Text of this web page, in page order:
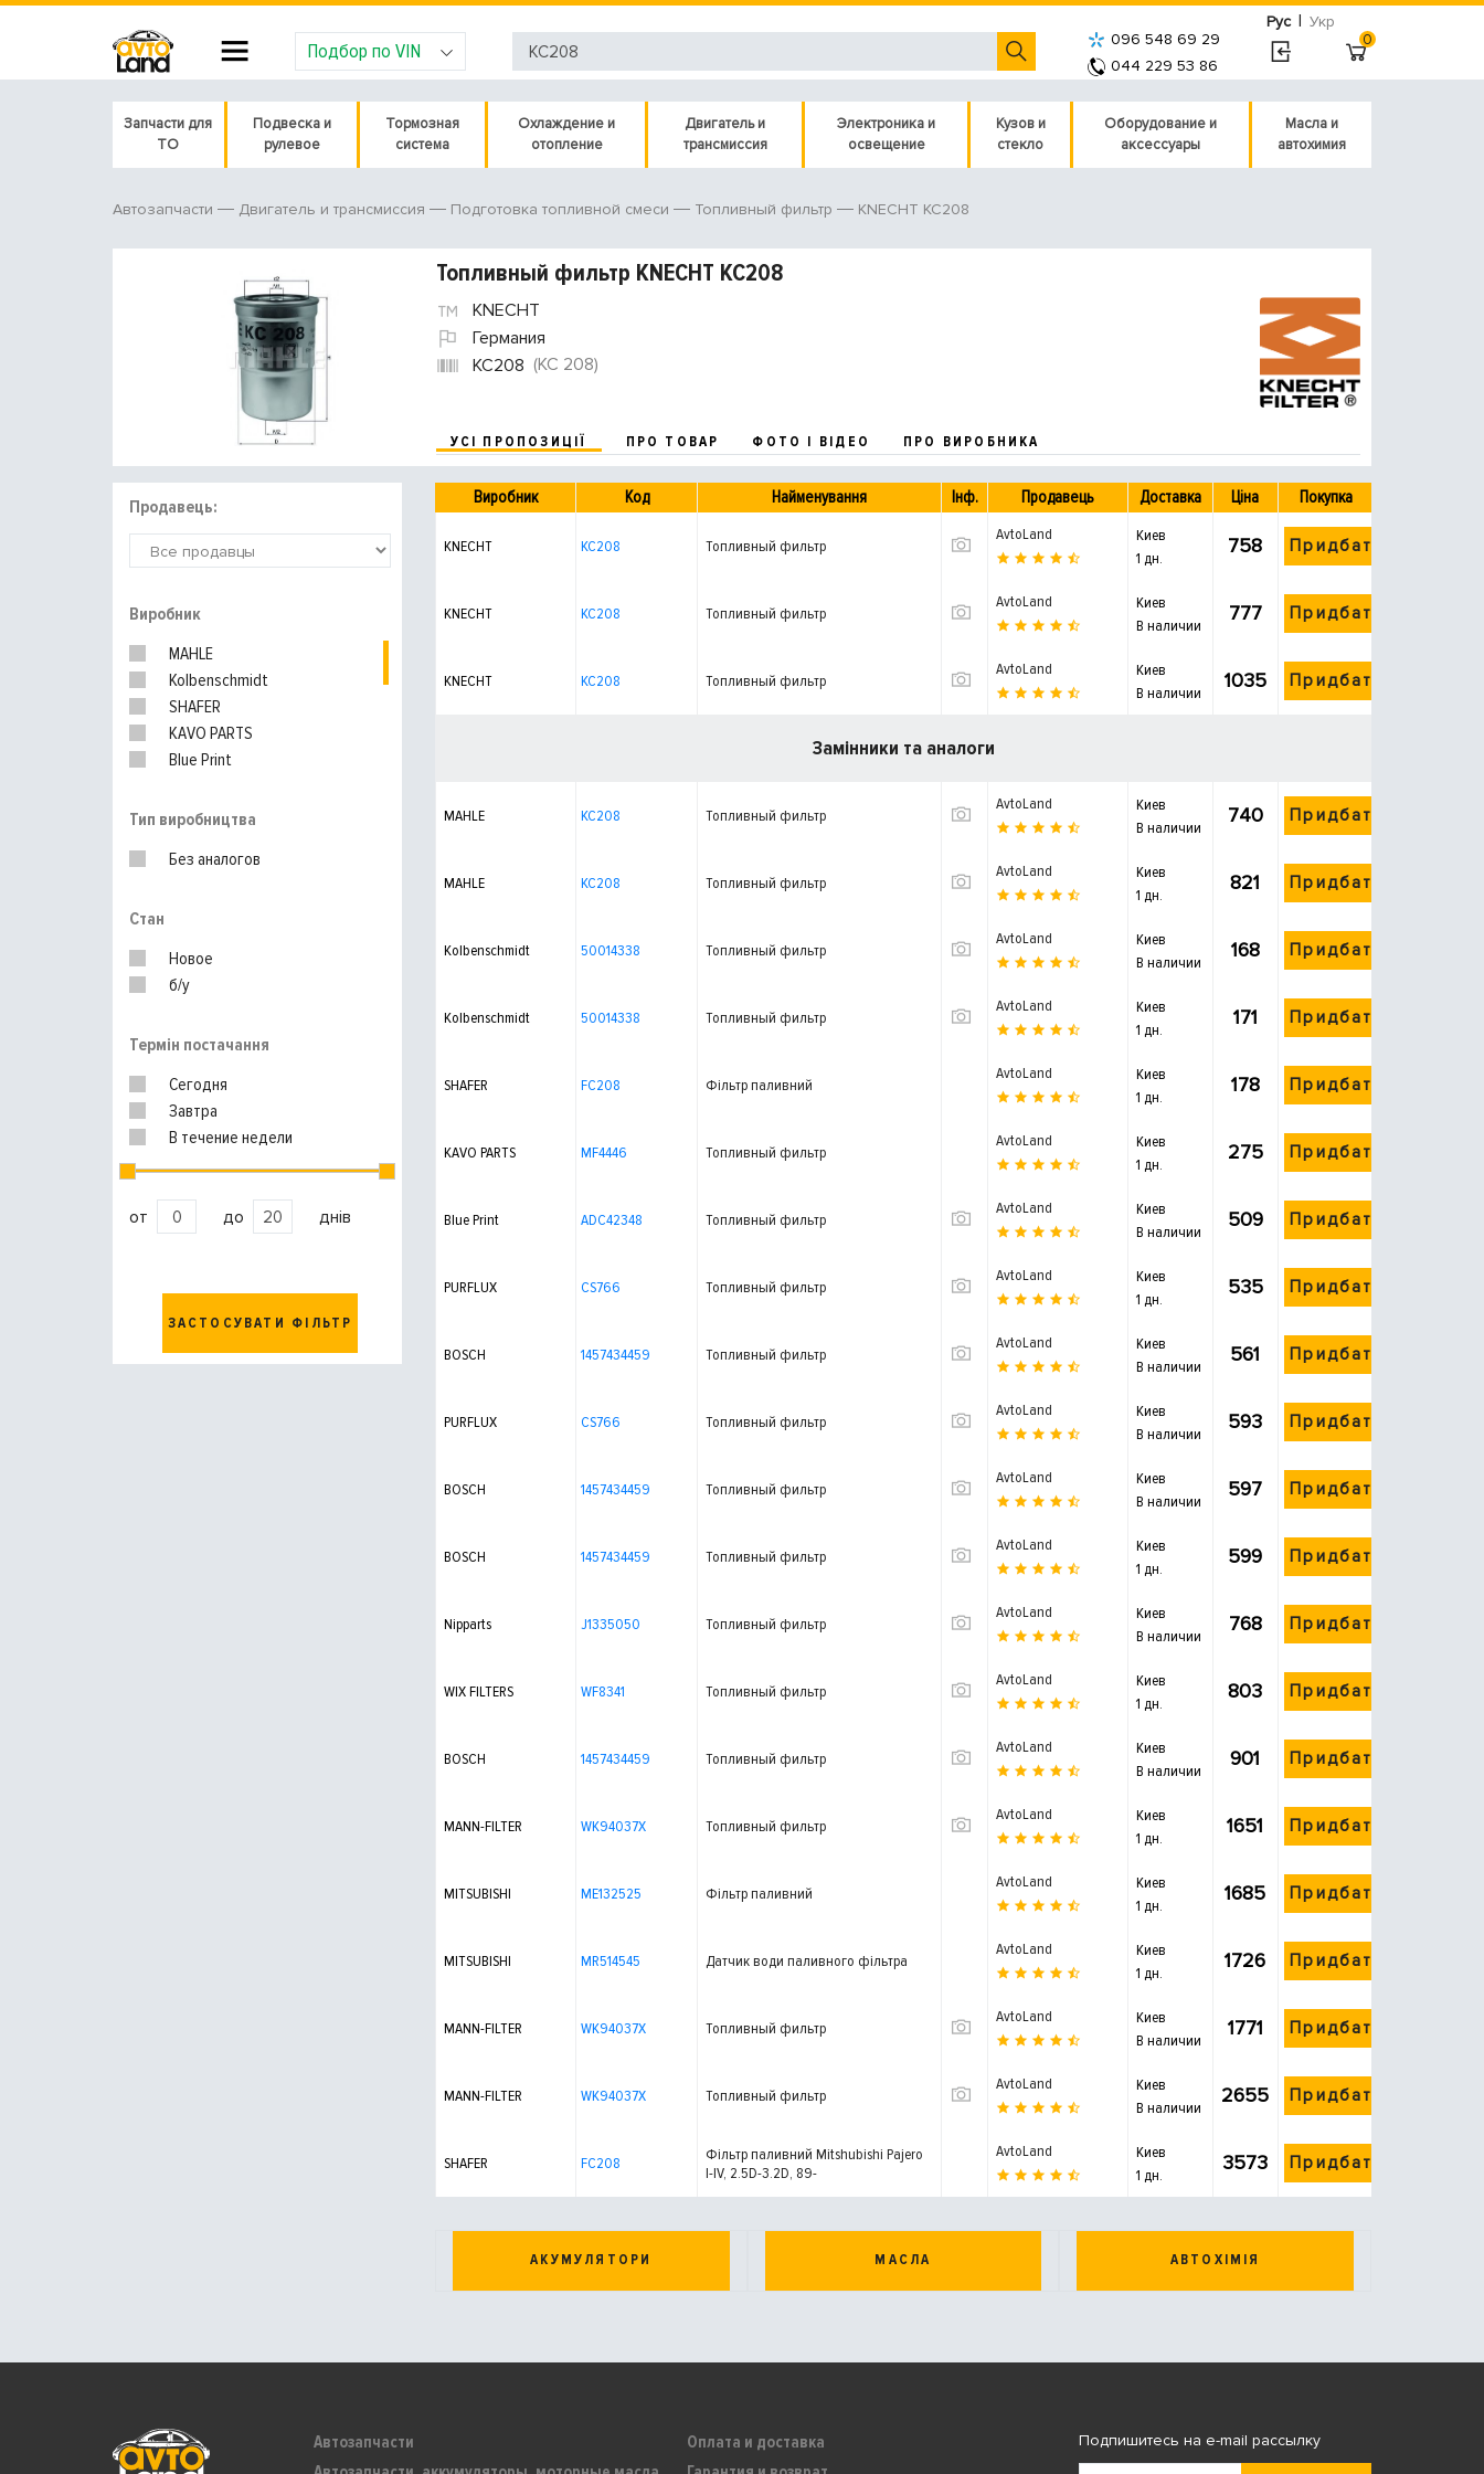
Рус | Укр
Подбор по VIN
096 548 69 29
044 229 53 86
0
Запчасти для
ТО
Подвеска и
рулевое
Тормозная
система
Охлаждение и
отопление
Двигатель и
трансмиссия
Электроника и
освещение
Кузов и
стекло
Оборудование и
аксессуары
Масла и
автохимия
Автозапчасти Двигатель и трансмиссия Подготовка топливной смеси Топливный фильтр KNECHT KC208
Топливный фильтр KNECHT KC208
KNECHT
Германия
KC208 (KC 208)
УСІ ПРОПОЗИЦІЇ ПРО ТОВАР ФОТО І ВІДЕО ПРО ВИРОБНИКА
Продавець:
Виробник
MAHLE
Kolbenschmidt
SHAFER
KAVO PARTS
Blue Print
BOSCH
WIX FILTERS
Тип виробництва
Без аналогов
Стан
Новое
б/у
Термін постачання
Сегодня
Завтра
В течение недели
от до днів
ЗАСТОСУВАТИ ФІЛЬТР
Виробник Код Найменування Інф. Продавець Доставка Ціна Покупка
KNECHT KC208 Топливный фильтр
AvtoLand
Киев
1 дн.
758 Придбати
KNECHT KC208 Топливный фильтр
AvtoLand
Киев
В наличии
777 Придбати
KNECHT KC208 Топливный фильтр
AvtoLand
Киев
В наличии
1035 Придбати
Замінники та аналоги
MAHLE KC208 Топливный фильтр
AvtoLand
Киев
В наличии
740 Придбати
MAHLE KC208 Топливный фильтр
AvtoLand
Киев
1 дн.
821 Придбати
Kolbenschmidt 50014338 Топливный фильтр
AvtoLand
Киев
В наличии
168 Придбати
Kolbenschmidt 50014338 Топливный фильтр
AvtoLand
Киев
1 дн.
171 Придбати
SHAFER FC208 Фільтр паливний
AvtoLand
Киев
1 дн.
178 Придбати
KAVO PARTS MF4446 Топливный фильтр
AvtoLand
Киев
1 дн.
275 Придбати
Blue Print ADC42348 Топливный фильтр
AvtoLand
Киев
В наличии
509 Придбати
PURFLUX CS766 Топливный фильтр
AvtoLand
Киев
1 дн.
535 Придбати
BOSCH 1457434459 Топливный фильтр
AvtoLand
Киев
В наличии
561 Придбати
PURFLUX CS766 Топливный фильтр
AvtoLand
Киев
В наличии
593 Придбати
BOSCH 1457434459 Топливный фильтр
AvtoLand
Киев
В наличии
597 Придбати
BOSCH 1457434459 Топливный фильтр
AvtoLand
Киев
1 дн.
599 Придбати
Nipparts J1335050 Топливный фильтр
AvtoLand
Киев
В наличии
768 Придбати
WIX FILTERS WF8341 Топливный фильтр
AvtoLand
Киев
1 дн.
803 Придбати
BOSCH 1457434459 Топливный фильтр
AvtoLand
Киев
В наличии
901 Придбати
MANN-FILTER WK94037X Топливный фильтр
AvtoLand
Киев
1 дн.
1651 Придбати
MITSUBISHI ME132525 Фільтр паливний
AvtoLand
Киев
1 дн.
1685 Придбати
MITSUBISHI MR514545 Датчик води паливного фільтра
AvtoLand
Киев
1 дн.
1726 Придбати
MANN-FILTER WK94037X Топливный фильтр
AvtoLand
Киев
В наличии
1771 Придбати
MANN-FILTER WK94037X Топливный фильтр
AvtoLand
Киев
В наличии
2655 Придбати
SHAFER FC208
Фільтр паливний Mitshubishi Pajero
I-IV, 2.5D-3.2D, 89-
AvtoLand
Киев
1 дн.
3573 Придбати
АКУМУЛЯТОРИ МАСЛА АВТОХІМІЯ
Автозапчасти
Оплата и доставка
Подпишитесь на e-mail рассылку